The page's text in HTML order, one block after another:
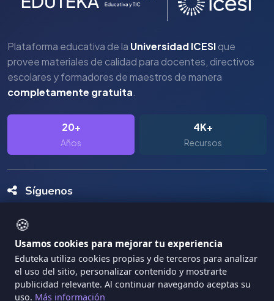
🍪
Usamos cookies para mejorar tu experiencia
Eduteka utiliza cookies propias y de terceros para analizar
el uso del sitio, personalizar contenido y mostrarte
publicidad relevante. Al continuar navegando aceptas su
uso. Más información
Plataforma educativa de la Universidad ICESIque
provee materiales de calidad para docentes, directivos
escolares y formadores de maestros de manera
completamente gratuita.
20+
Años
4K+
Recursos
Síguenos
Copyright Eduteka 2001-2026 - Universidad ICESI